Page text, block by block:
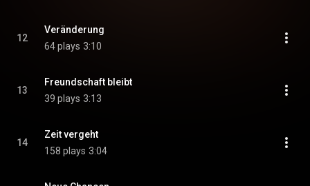
12
Veränderung
64 plays 3:10
13
Freundschaft bleibt
39 plays 3:13
14
Zeit vergeht
158 plays 3:04